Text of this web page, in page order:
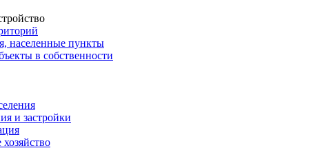
населенные пункты
в собственности
и застройки